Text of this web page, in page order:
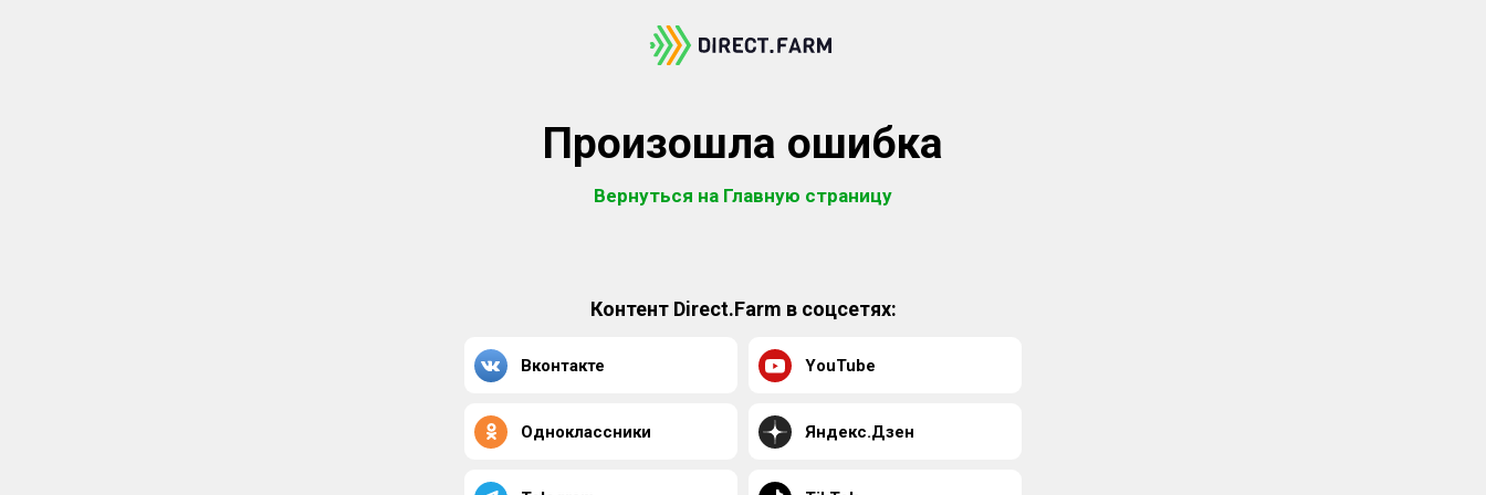
Произошла ошибка
Вернуться на Главную страницу
Контент Direct.Farm в соцсетях:
Вконтакте YouTube
Одноклассники Яндекс.Дзен